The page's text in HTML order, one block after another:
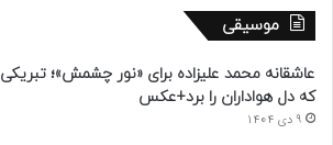
موسیقی
عاشقانه محمد علیزاده برای «نور چشمش»؛ تبریکی
که دل هواداران را برد+عکس
9 دی 1404